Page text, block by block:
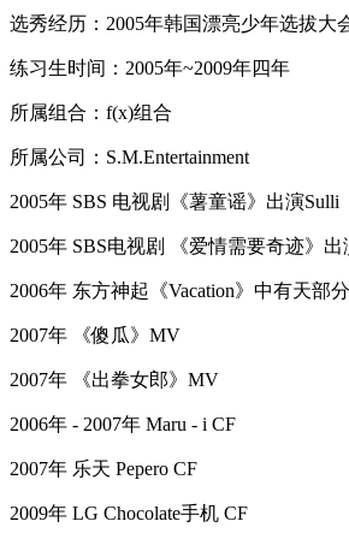
选秀经历：2005年韩国漂亮少年选拔大
练习生时间：2005年~2009年四年
所属组合：f(x)组合
所属公司：S.M.Entertainment
2005年 SBS 电视剧《薯童谣》出演Sulli
2005年 SBS电视剧 《爱情需要奇迹》出
2006年 东方神起《Vacation》中有天部
2007年 《傻瓜》MV
2007年 《出拳女郎》MV
2006年 - 2007年 Maru - i CF
2007年 乐天 Pepero CF
2009年 LG Chocolate手机 CF